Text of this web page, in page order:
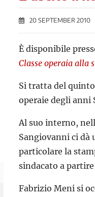
20 SEPTEMBER 2010
È disponibile
Classe operaia alla
Si tratta del
operaie degli anni
Al suo interno,
Sangiovanni ci dà
particolare la
sindacato a
Fabrizio Meni si